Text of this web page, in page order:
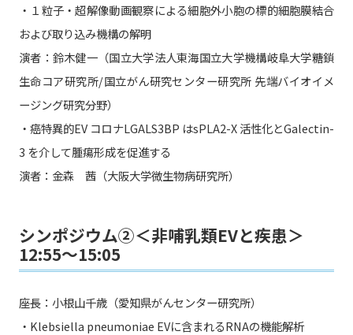
・１粒子・超解像動画観察による細胞外小胞の標的細胞膜結合
および取り込み機構の解明
演者：鈴木健一（国立大学法人東海国立大学機構岐阜大学糖鎖
生命コア研究所/国立がん研究センター研究所 先端バイオイメ
ージング研究分野）
・癌特異的EV コロナLGALS3BP はsPLA2-X 活性化とGalectin-
3 を介して腫瘍形成を促進する
演者：金森 茜（大阪大学微生物病研究所）
シンポジウム②＜非哺乳類EVと疾患＞
12:55〜15:05
座長：小根山千歳（愛知県がんセンター研究所）
・Klebsiella pneumoniae EVに含まれるRNAの機能解析